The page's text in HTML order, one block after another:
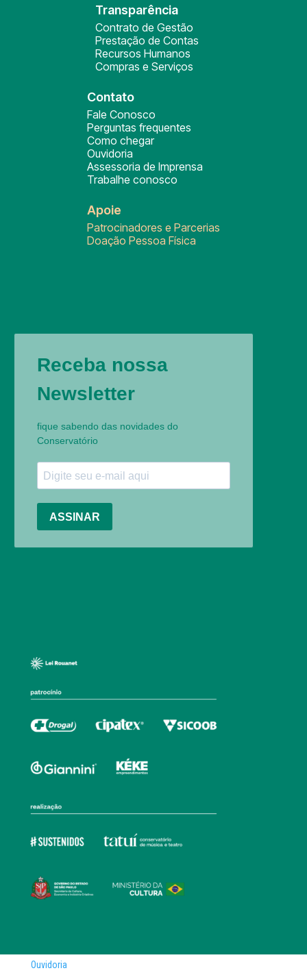
Transparência
Contrato de Gestão
Prestação de Contas
Recursos Humanos
Compras e Serviços
Contato
Fale Conosco
Perguntas frequentes
Como chegar
Ouvidoria
Assessoria de Imprensa
Trabalhe conosco
Apoie
Patrocinadores e Parcerias
Doação Pessoa Física
Ouvidoria